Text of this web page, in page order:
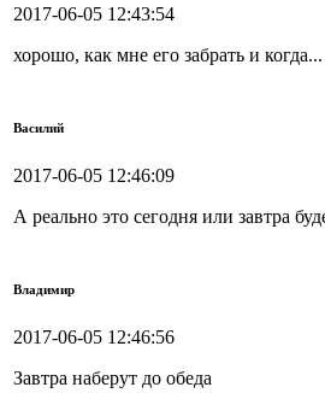
2017-06-05 12:43:54
хорошо, как мне его забрать и когда...
Василий
2017-06-05 12:46:09
А реально это сегодня или завтра
Владимир
2017-06-05 12:46:56
Завтра наберут до обеда